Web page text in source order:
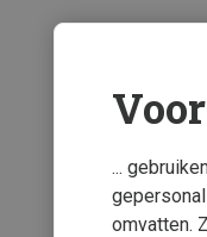
...
omvatten.